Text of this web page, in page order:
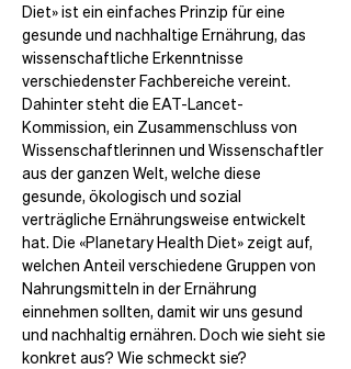
Diet» ist ein einfaches Prinzip für eine
gesunde und nachhaltige Ernährung, das
wissenschaftliche Erkenntnisse
verschiedenster Fachbereiche vereint.
Dahinter steht die EAT-Lancet-
Kommission, ein Zusammenschluss von
Wissenschaftlerinnen und Wissenschaftler
aus der ganzen Welt, welche diese
gesunde, ökologisch und sozial
verträgliche Ernährungsweise entwickelt
hat. Die «Planetary Health Diet» zeigt auf,
welchen Anteil verschiedene Gruppen von
Nahrungsmitteln in der Ernährung
einnehmen sollten, damit wir uns gesund
und nachhaltig ernähren. Doch wie sieht sie
konkret aus? Wie schmeckt sie?